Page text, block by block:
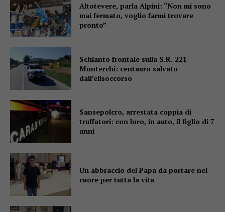
Altotevere, parla Alpini: “Non mi sono
mai fermato, voglio farmi trovare
pronto”
Schianto frontale sulla S.R. 221
Monterchi: centauro salvato
dall’elisoccorso
Sansepolcro, arrestata coppia di
truffatori: con loro, in auto, il figlio di 7
anni
Un abbraccio del Papa da portare nel
cuore per tutta la vita